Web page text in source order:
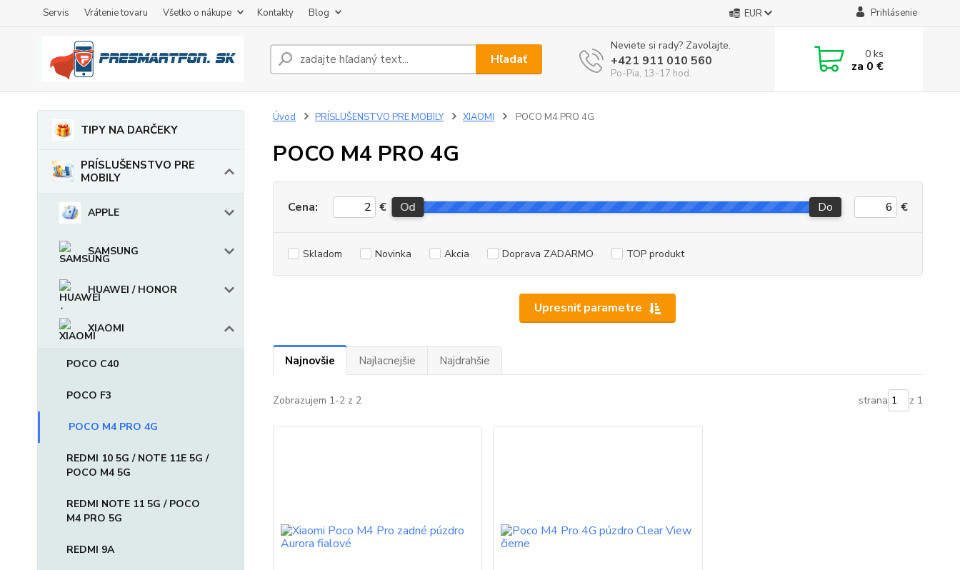
Servis Vrátenie tovaru Všetko o nákupe Kontakty Blog EUR Prihlásenie
Hľadať
Neviete si rady? Zavolajte.
+421 911 010 560
Po-Pia, 13-17 hod.
0ks
za 0 €
TIPY NA DARČEKY
PRÍSLUŠENSTVO PRE
MOBILY
APPLE
SAMSUNG
HUAWEI / HONOR
XIAOMI
POCO C40
POCO F3
POCO M4 PRO 4G
REDMI 10 5G / NOTE 11E 5G /
POCO M4 5G
REDMI NOTE 11 5G / POCO
M4 PRO 5G
REDMI 9A
Úvod PRÍSLUŠENSTVO PRE MOBILY XIAOMI POCO M4 PRO 4G
POCO M4 PRO 4G
Upresniť parametre
Cena: € Od Do €
Skladom Novinka Akcia Doprava ZADARMO TOP produkt
Najnovšie Najlacnejšie Najdrahšie
Zobrazujem 1-2 z 2 strana z 1